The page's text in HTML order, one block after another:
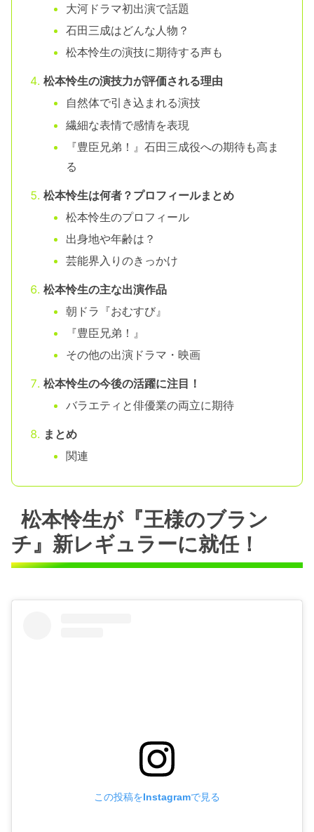
大河ドラマ初出演で話題
石田三成はどんな人物？
松本怜生の演技に期待する声も
松本怜生の演技力が評価される理由
自然体で引き込まれる演技
繊細な表情で感情を表現
『豊臣兄弟！』石田三成役への期待も高ま
る
松本怜生は何者？プロフィールまとめ
松本怜生のプロフィール
出身地や年齢は？
芸能界入りのきっかけ
松本怜生の主な出演作品
朝ドラ『おむすび』
『豊臣兄弟！』
その他の出演ドラマ・映画
松本怜生の今後の活躍に注目！
バラエティと俳優業の両立に期待
まとめ
関連
松本怜生が『王様のブラン
チ』新レギュラーに就任！
この投稿をInstagramで見る